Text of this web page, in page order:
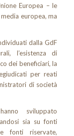
Europea – le
europea, ma
dalla GdF
l’esistenza di
dei beneficiari, la
per reati
di società
sviluppato
sia su fonti
fonti riservate,